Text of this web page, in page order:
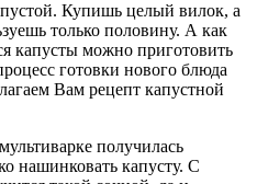
Купишь целый вилок, а
только половину. А как
капусты можно приготовить
готовки нового блюда
Вам рецепт капустной
получилась
нашинковать капусту. С